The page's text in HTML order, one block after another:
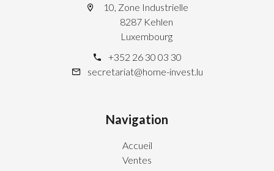
10, Zone Industrielle
8287 Kehlen
Luxembourg
+352 26 30 03 30
secretariat@home-invest.lu
Navigation
Accueil
Ventes